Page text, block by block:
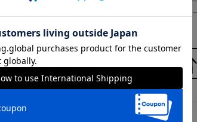
ます。
も繋がります。
。
ノーアイロン ノン
ブル